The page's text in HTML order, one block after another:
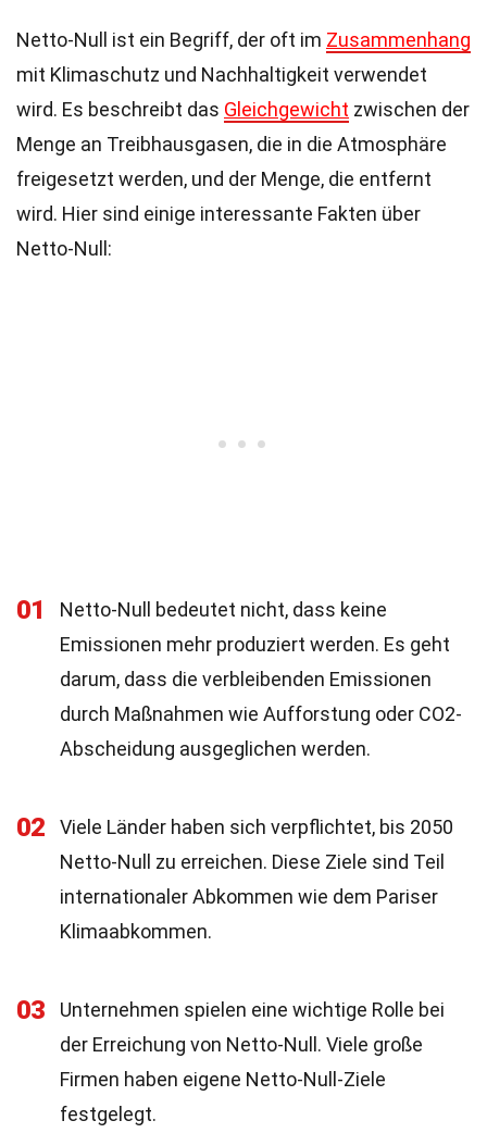
Netto-Null ist ein Begriff, der oft im Zusammenhang
mit Klimaschutz und Nachhaltigkeit verwendet
wird. Es beschreibt das Gleichgewicht zwischen der
Menge an Treibhausgasen, die in die Atmosphäre
freigesetzt werden, und der Menge, die entfernt
wird. Hier sind einige interessante Fakten über
Netto-Null:
01
Netto-Null bedeutet nicht, dass keine
Emissionen mehr produziert werden. Es geht
darum, dass die verbleibenden Emissionen
durch Maßnahmen wie Aufforstung oder CO2-
Abscheidung ausgeglichen werden.
02
Viele Länder haben sich verpflichtet, bis 2050
Netto-Null zu erreichen. Diese Ziele sind Teil
internationaler Abkommen wie dem Pariser
Klimaabkommen.
03
Unternehmen spielen eine wichtige Rolle bei
der Erreichung von Netto-Null. Viele große
Firmen haben eigene Netto-Null-Ziele
festgelegt.